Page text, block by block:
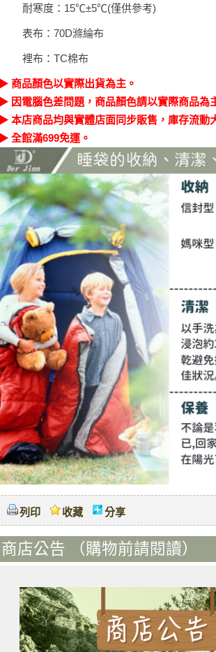
耐寒度：15℃±5℃(僅供參考)
表布：70D滌綸布
裡布：TC棉布
▶ 商品顏色以實際出貨為主。
▶ 因電腦色差問題，商品顏色請以實際商品為
▶ 本店商品均與實體店面同步販售，庫存流動
▶ 全館滿699免運。
列印 收藏 分享
商店公告 （購物前請閱讀）